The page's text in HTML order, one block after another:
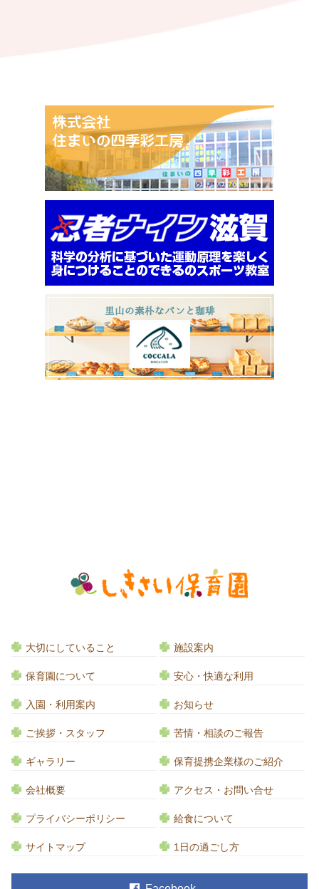
大切にしていること 施設案内
保育園について 安心・快適な利用
入園・利用案内 お知らせ
ご挨拶・スタッフ 苦情・相談のご報告
ギャラリー 保育提携企業様のご紹介
会社概要 アクセス・お問い合せ
プライバシーポリシー 給食について
サイトマップ 1日の過ごし方